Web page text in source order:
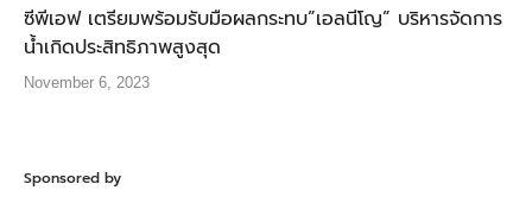
ซีพีเอฟ เตรียมพร้อมรับมือผลกระทบ”เอลนีโญ” บริหารจัดการ
น้ำเกิดประสิทธิภาพสูงสุด
November 6, 2023
Sponsored by